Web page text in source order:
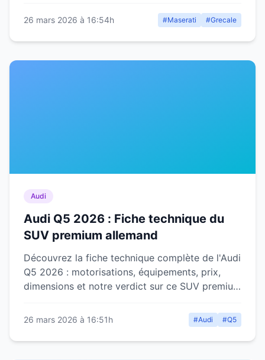
26 mars 2026 à 16:54h #Maserati #Grecale
Audi
Audi Q5 2026 : Fiche technique du
SUV premium allemand
Découvrez la fiche technique complète de l'Audi
Q5 2026 : motorisations, équipements, prix,
dimensions et notre verdict sur ce SUV premium
26 mars 2026 à 16:51h #Audi #Q5